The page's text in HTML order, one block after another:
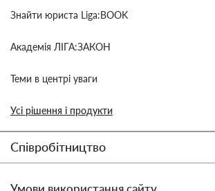
Знайти юриста Liga:BOOK
Академія ЛІГА:ЗАКОН
Теми в центрі уваги
Усі рішення і продукти
Співробітництво